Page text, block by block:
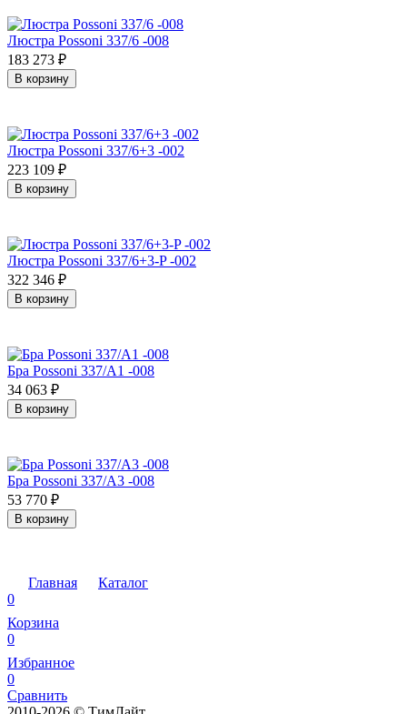
Люстра Possoni 337/6 -008
183 273 ₽
В корзину
Люстра Possoni 337/6+3 -002
223 109 ₽
В корзину
Люстра Possoni 337/6+3-P -002
322 346 ₽
В корзину
Бра Possoni 337/A1 -008
34 063 ₽
В корзину
Бра Possoni 337/A3 -008
53 770 ₽
В корзину
Главная
Каталог
0
Корзина
0
Избранное
0
Сравнить